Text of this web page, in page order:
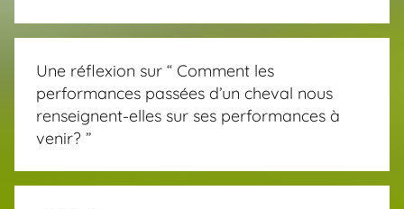
Une réflexion sur “ Comment les
performances passées d’un cheval nous
renseignent-elles sur ses performances à
venir? ”